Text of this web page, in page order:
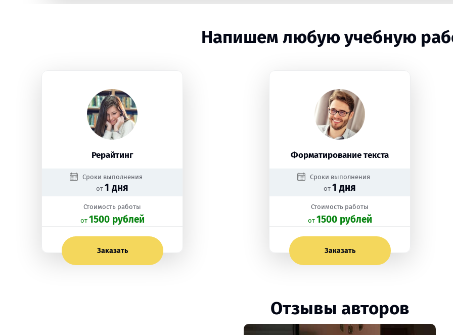
Напишем любую учебную
Рерайтинг
Сроки выполнения
от 1 дня
Стоимость работы
oт 1500 рублей
Заказать
Форматирование текста
Сроки выполнения
от 1 дня
Стоимость работы
oт 1500 рублей
Заказать
Отзывы авторов